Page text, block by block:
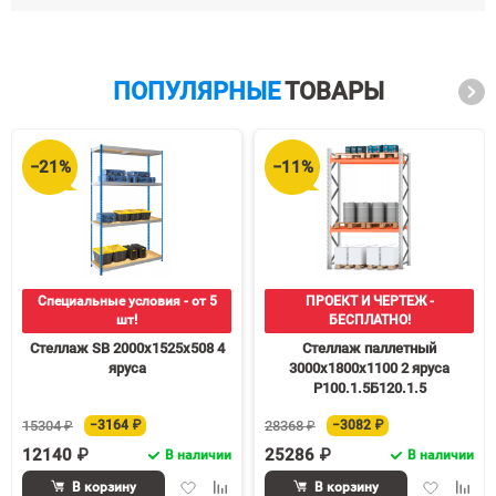
ПОПУЛЯРНЫЕТОВАРЫ
−21%
Специальные условия - от 5
шт!
Стеллаж SB 2000х1525х508 4
яруса
15304 ₽ −3164 ₽
12140 ₽ В наличии
ДобавитьДобавить
В корзину
−11%
ПРОЕКТ И ЧЕРТЕЖ -
БЕСПЛАТНО!
Стеллаж паллетный
3000х1800х1100 2 яруса
Р100.1.5Б120.1.5
28368 ₽ −3082 ₽
25286 ₽ В наличии
Добавить
В корзину